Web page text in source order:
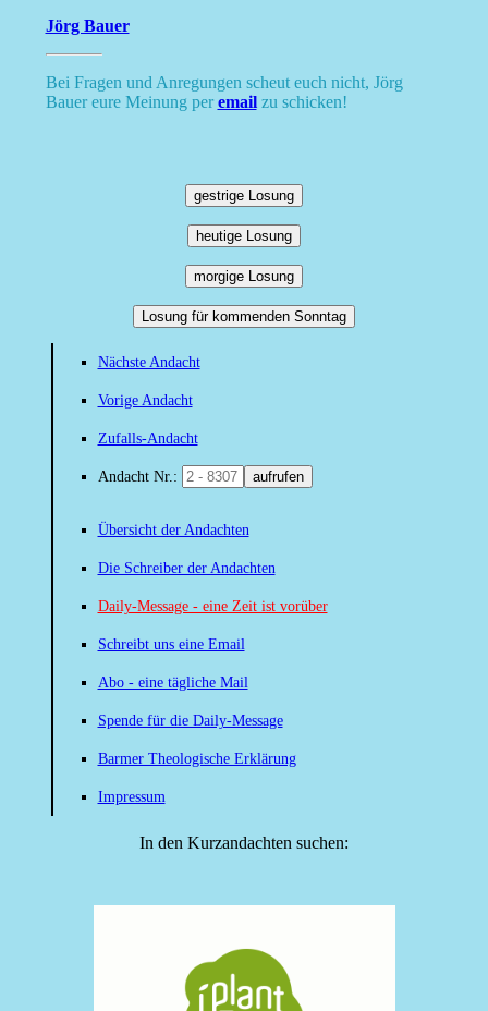
Jörg Bauer
Bei Fragen und Anregungen scheut euch nicht, Jörg
Bauer eure Meinung peremailzu schicken!
gestrige Losung
heutige Losung
morgige Losung
Losung für kommenden Sonntag
Nächste Andacht
Vorige Andacht
Zufalls-Andacht
Andacht Nr.: aufrufen
Übersicht der Andachten
Die Schreiber der Andachten
Daily-Message - eine Zeit ist vorüber
Schreibt uns eine Email
Abo - eine tägliche Mail
Spende für die Daily-Message
Barmer Theologische Erklärung
Impressum
In den Kurzandachten suchen: